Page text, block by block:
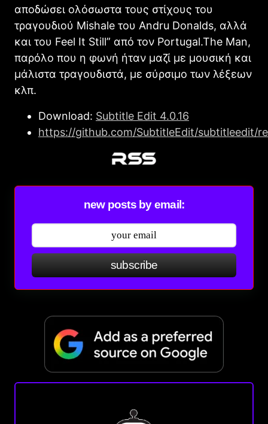
αποδώσει ολόσωστα τους στίχους του
τραγουδιού Mishale του Andru Donalds, αλλά
και του Feel It Still” από τον Portugal.The Man,
παρόλο που η φωνή ήταν μαζί με μουσική και
μάλιστα τραγουδιστά, με σύρσιμο των λέξεων
κλπ.
Download: Subtitle Edit 4.0.16
https://github.com/SubtitleEdit/subtitleedit/
new posts by email:
subscribe